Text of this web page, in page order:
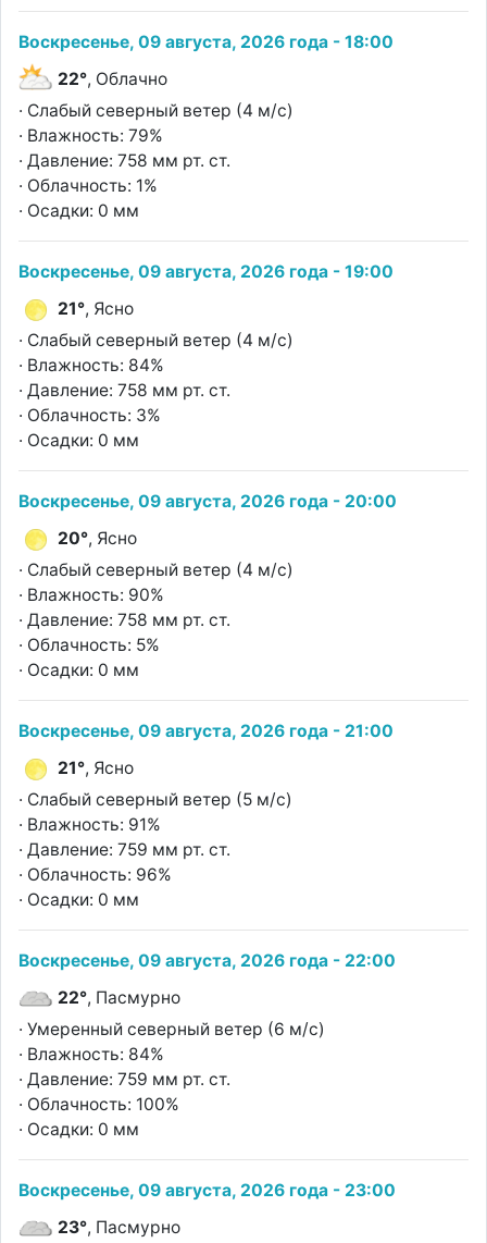
Воскресенье, 09 августа, 2026 года - 18:00
22°, Облачно
· Слабый северный ветер (4 м/с)
· Влажность: 79%
· Давление: 758 мм рт. ст.
· Облачность: 1%
· Осадки: 0 мм
Воскресенье, 09 августа, 2026 года - 19:00
21°, Ясно
· Слабый северный ветер (4 м/с)
· Влажность: 84%
· Давление: 758 мм рт. ст.
· Облачность: 3%
· Осадки: 0 мм
Воскресенье, 09 августа, 2026 года - 20:00
20°, Ясно
· Слабый северный ветер (4 м/с)
· Влажность: 90%
· Давление: 758 мм рт. ст.
· Облачность: 5%
· Осадки: 0 мм
Воскресенье, 09 августа, 2026 года - 21:00
21°, Ясно
· Слабый северный ветер (5 м/с)
· Влажность: 91%
· Давление: 759 мм рт. ст.
· Облачность: 96%
· Осадки: 0 мм
Воскресенье, 09 августа, 2026 года - 22:00
22°, Пасмурно
· Умеренный северный ветер (6 м/с)
· Влажность: 84%
· Давление: 759 мм рт. ст.
· Облачность: 100%
· Осадки: 0 мм
Воскресенье, 09 августа, 2026 года - 23:00
23°, Пасмурно